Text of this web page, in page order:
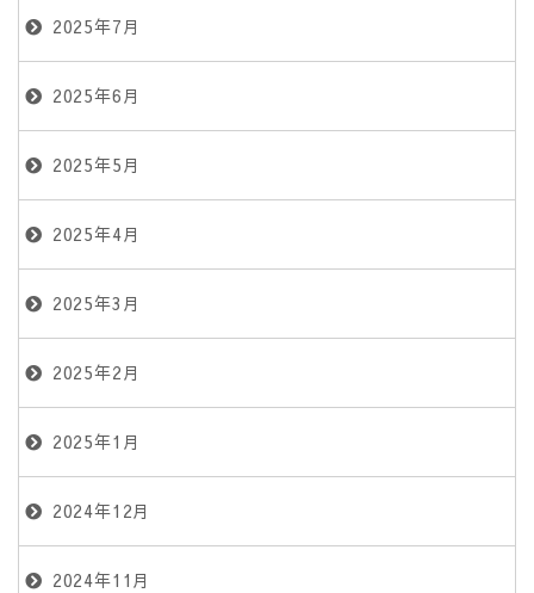
2025年7月
2025年6月
2025年5月
2025年4月
2025年3月
2025年2月
2025年1月
2024年12月
2024年11月